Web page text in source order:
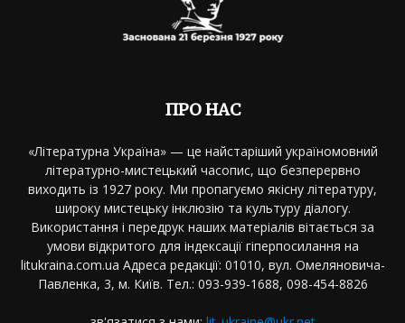
ПРО НАС
«Літературна Україна» — це найстаріший україномовний
літературно-мистецький часопис, що безперервно
виходить із 1927 року. Ми пропагуємо якісну літературу,
широку мистецьку інклюзію та культуру діалогу.
Використання і передрук наших матеріалів вітається за
умови відкритого для індексації гіперпосилання на
litukraina.com.ua Адреса редакції: 01010, вул. Омеляновича-
Павленка, 3, м. Київ. Тел.: 093-939-1688, 098-454-8826